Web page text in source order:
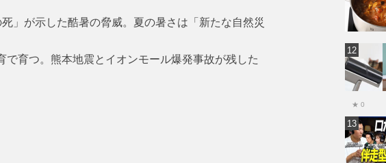
」が示した酷暑の脅威。夏の暑さは「新たな自然災
で育つ。熊本地震とイオンモール爆発事故が残した
★ 0